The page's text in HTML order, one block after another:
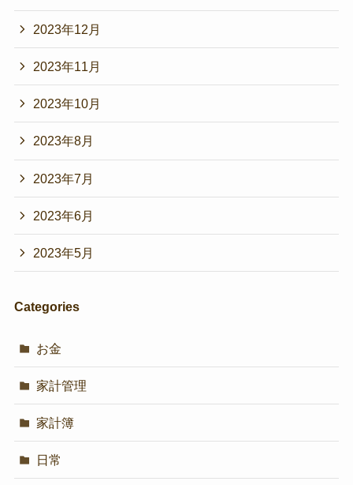
2023年12月
2023年11月
2023年10月
2023年8月
2023年7月
2023年6月
2023年5月
Categories
お金
家計管理
家計簿
日常